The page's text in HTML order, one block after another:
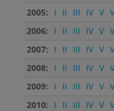
2005:
I II III IV V
2006:
I II III IV V
2007:
I II III IV V
2008:
I II III IV V
2009:
I II III IV V
2010:
I II III IV V